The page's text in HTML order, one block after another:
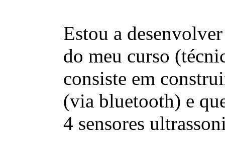
Estou a
do meu curso
consiste em
(via bluetooth) e
4 sensores